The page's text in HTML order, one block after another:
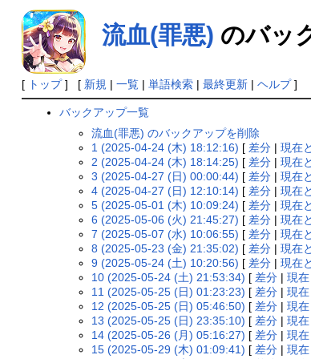
流血(罪悪) のバッ
[ トップ] [ 新規 | 一覧| 単語検索| 最終更新| ヘルプ]
バックアップ一覧
流血(罪悪) のバックアップを削除
1 (2025-04-24 (木) 18:12:16) [ 差分 |現在
2 (2025-04-24 (木) 18:14:25) [ 差分 |現在
3 (2025-04-27 (日) 00:00:44) [ 差分 |現在
4 (2025-04-27 (日) 12:10:14) [ 差分 |現在
5 (2025-05-01 (木) 10:09:24) [ 差分 |現在
6 (2025-05-06 (火) 21:45:27) [ 差分 |現在
7 (2025-05-07 (水) 10:06:55) [ 差分 |現在
8 (2025-05-23 (金) 21:35:02) [ 差分 |現在
9 (2025-05-24 (土) 10:20:56) [ 差分 |現在
10 (2025-05-24 (土) 21:53:34) [ 差分 |現
11 (2025-05-25 (日) 01:23:23) [ 差分 |現
12 (2025-05-25 (日) 05:46:50) [ 差分 |現
13 (2025-05-25 (日) 23:35:10) [ 差分 |現
14 (2025-05-26 (月) 05:16:27) [ 差分 |現
15 (2025-05-29 (木) 01:09:41) [ 差分 |現